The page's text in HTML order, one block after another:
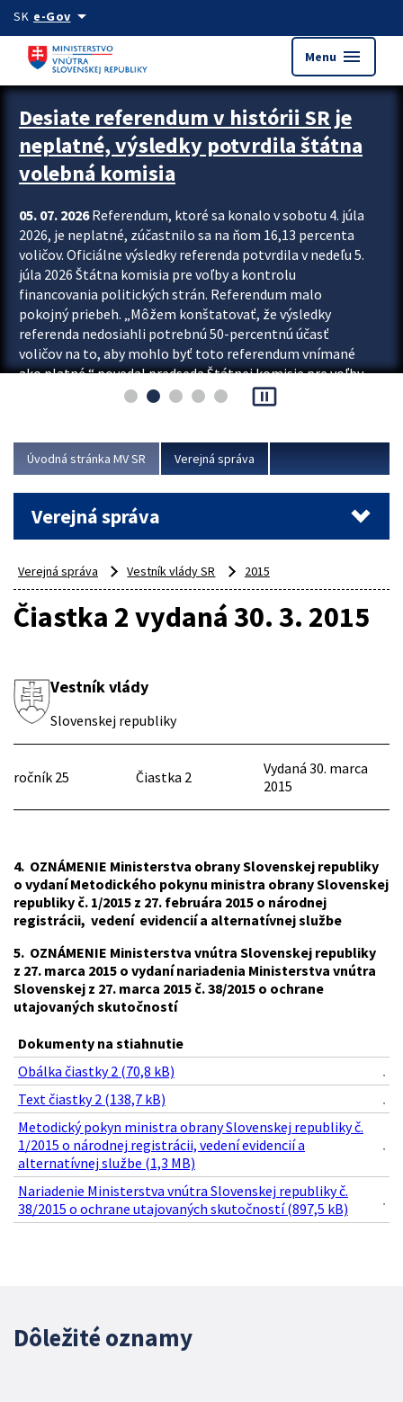
Preskocit na hlavný obsah
SK e-Govarrow_drop_down
Menu menu
Zastavit automatický posun upútavok
Desiate referendum v histórii SR je
neplatné, výsledky potvrdila štátna
volebná komisia
05. 07. 2026Referendum, ktoré sa konalo v sobotu 4. júla
2026, je neplatné, zúčastnilo sa na ňom 16,13 percenta
voličov. Oficiálne výsledky referenda potvrdila v nedeľu 5.
júla 2026 Štátna komisia pre voľby a kontrolu
financovania politických strán. Referendum malo
pokojný priebeh. „Môžem konštatovať, že výsledky
referenda nedosiahli potrebnú 50-percentnú účasť
voličov na to, aby mohlo byť toto referendum vnímané
ako platné,“ povedal predseda Štátnej komisie pre voľby
a kontrolu financovania politických...
pause_presentation
Úvodná stránka MV SR Verejná správa
Verejná správa
Verejná správa Vestník vlády SR 2015
Čiastka 2 vydaná 30. 3. 2015
Vestník vlády
Slovenskej republiky
ročník 25 Čiastka 2
Vydaná 30. marca
2015
4. OZNÁMENIE Ministerstva obrany Slovenskej republiky
o vydaní Metodického pokynu ministra obrany Slovenskej
republiky č. 1/2015 z 27. februára 2015 o národnej
registrácii, vedení evidencií a alternatívnej službe
5. OZNÁMENIE Ministerstva vnútra Slovenskej republiky
z 27. marca 2015 o vydaní nariadenia Ministerstva vnútra
Slovenskej z 27. marca 2015 č. 38/2015 o ochrane
utajovaných skutočností
Dokumenty na stiahnutie
Obálka čiastky 2 (70,8 kB)
Text čiastky 2 (138,7 kB)
Metodický pokyn ministra obrany Slovenskej republiky č.
1/2015 o národnej registrácii, vedení evidencií a
alternatívnej službe (1,3 MB)
Nariadenie Ministerstva vnútra Slovenskej republiky č.
38/2015 o ochrane utajovaných skutočností (897,5 kB)
Dôležité oznamy